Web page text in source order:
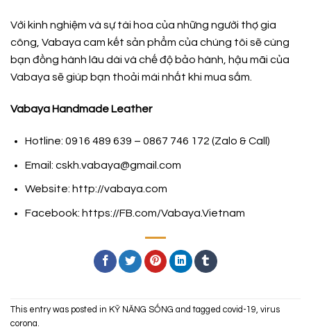
Với kinh nghiệm và sự tài hoa của những người thợ gia
công, Vabaya cam kết sản phẩm của chúng tôi sẽ cùng
bạn đồng hành lâu dài và chế độ bảo hành, hậu mãi của
Vabaya sẽ giúp bạn thoải mái nhất khi mua sắm.
Vabaya Handmade Leather
Hotline: 0916 489 639 – 0867 746 172 (Zalo & Call)
Email: cskh.vabaya@gmail.com
Website: http://vabaya.com
Facebook: https://FB.com/Vabaya.Vietnam
This entry was posted in KỸ NĂNG SỐNG and tagged covid-19, virus
corona.